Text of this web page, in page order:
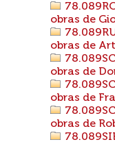
obras de
obras de
obras de
obras de
obras de